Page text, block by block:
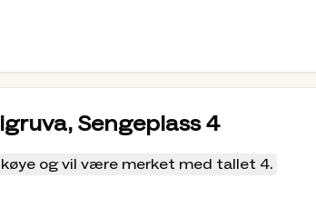
medlemspris. Mer info finner du
til, og medlemspris på, DNT's mer enn
i dalen og til topper i nærheten.
Sengeplass 4
køye og vil være merket med tallet 4.